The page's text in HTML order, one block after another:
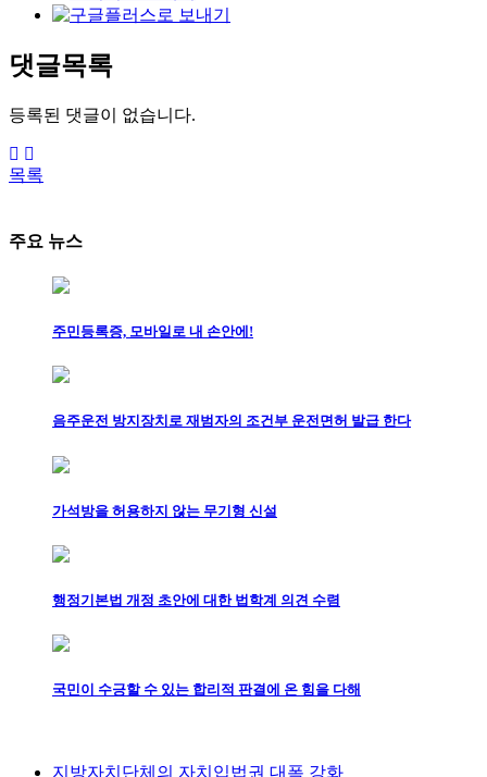
댓글목록
등록된 댓글이 없습니다.
목록
주요 뉴스
주민등록증, 모바일로 내 손안에!
음주운전 방지장치로 재범자의 조건부 운전면허 발급 한다
가석방을 허용하지 않는 무기형 신설
행정기본법 개정 초안에 대한 법학계 의견 수렴
국민이 수긍할 수 있는 합리적 판결에 온 힘을 다해
지방자치단체의 자치입법권 대폭 강화